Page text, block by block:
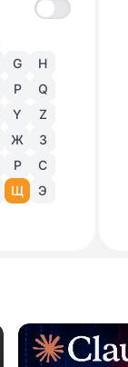
G
H
P
Q
Y
Z
Ж
З
Р
С
Щ
Э